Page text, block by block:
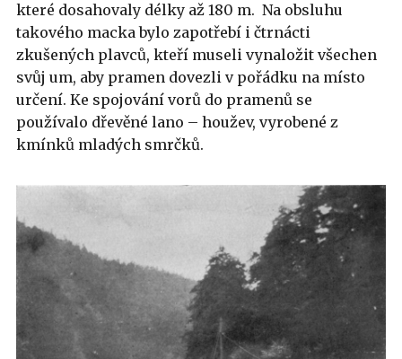
které dosahovaly délky až 180 m. Na obsluhu
takového macka bylo zapotřebí i čtrnácti
zkušených plavců, kteří museli vynaložit všechen
svůj um, aby pramen dovezli v pořádku na místo
určení. Ke spojování vorů do pramenů se
používalo dřevěné lano – houžev, vyrobené z
kmínků mladých smrčků.